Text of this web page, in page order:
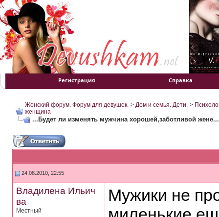
Регистрация Справка
Женский форум. Форум для девушек. > Дом и семья. Дети. >
женщина
...Будет ли изменять мужчина хорошей,заботливой жене...
24.08.2010, 22:55
Владилена Ильич
ва
Местный
Мужики не